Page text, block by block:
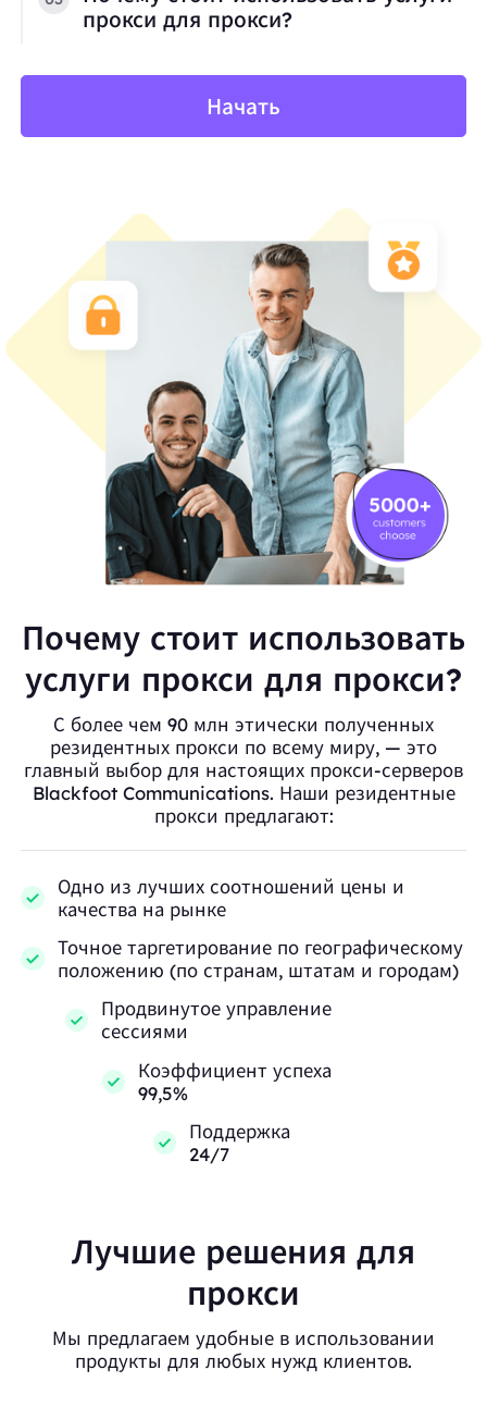
прокси для прокси?
Начать
Почему стоит использовать
услуги прокси для прокси?
С более чем 90 млн этически полученных
резидентных прокси по всему миру, — это
главный выбор для настоящих прокси-серверов
Blackfoot Communications. Наши резидентные
прокси предлагают:
Одно из лучших соотношений цены и
качества на рынке
Точное таргетирование по географическому
положению (по странам, штатам и городам)
Продвинутое управление
сессиями
Коэффициент успеха
99,5%
Поддержка
24/7
Лучшие решения для
прокси
Мы предлагаем удобные в использовании
продукты для любых нужд клиентов.